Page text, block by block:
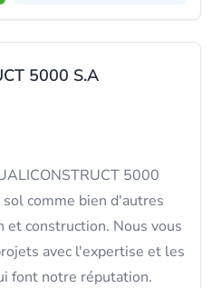
5000 S.A
5000
comme bien d'autres
et construction. Nous vous
avec l'expertise et les
font notre réputation.